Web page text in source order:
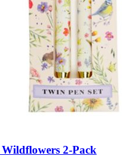
2-Pack